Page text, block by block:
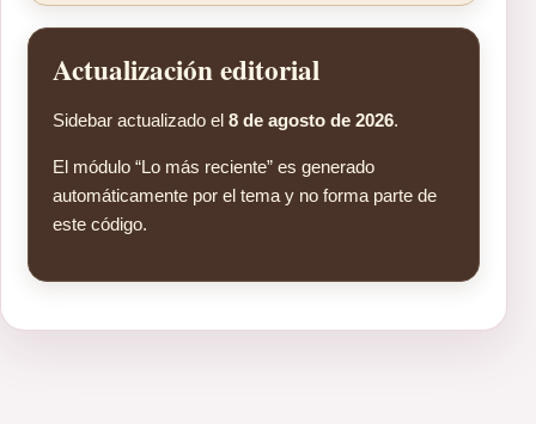
Actualización editorial
Sidebar actualizado el 8 de agosto de 2026.
El módulo “Lo más reciente” es generado
automáticamente por el tema y no forma parte de
este código.